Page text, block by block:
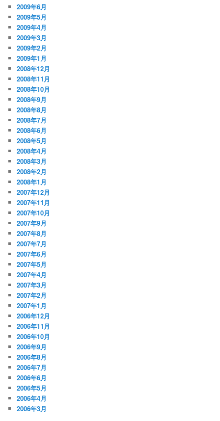
2009年6月
2009年5月
2009年4月
2009年3月
2009年2月
2009年1月
2008年12月
2008年11月
2008年10月
2008年9月
2008年8月
2008年7月
2008年6月
2008年5月
2008年4月
2008年3月
2008年2月
2008年1月
2007年12月
2007年11月
2007年10月
2007年9月
2007年8月
2007年7月
2007年6月
2007年5月
2007年4月
2007年3月
2007年2月
2007年1月
2006年12月
2006年11月
2006年10月
2006年9月
2006年8月
2006年7月
2006年6月
2006年5月
2006年4月
2006年3月